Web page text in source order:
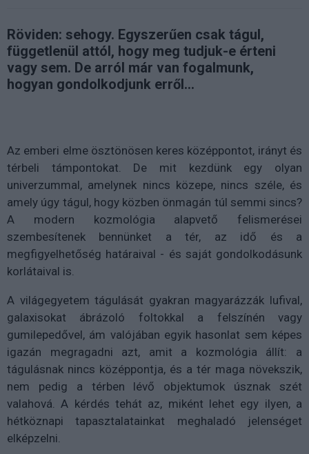
Röviden: sehogy. Egyszerűen csak tágul,
függetlenül attól, hogy meg tudjuk-e érteni
vagy sem. De arról már van fogalmunk,
hogyan gondolkodjunk erről...
Az emberi elme ösztönösen keres középpontot, irányt és
térbeli támpontokat. De mit kezdünk egy olyan
univerzummal, amelynek nincs közepe, nincs széle, és
amely úgy tágul, hogy közben önmagán túl semmi sincs?
A modern kozmológia alapvető felismerései
szembesítenek bennünket a tér, az idő és a
megfigyelhetőség határaival - és saját gondolkodásunk
korlátaival is.
A világegyetem tágulását gyakran magyarázzák lufival,
galaxisokat ábrázoló foltokkal a felszínén vagy
gumilepedővel, ám valójában egyik hasonlat sem képes
igazán megragadni azt, amit a kozmológia állít: a
tágulásnak nincs középpontja, és a tér maga növekszik,
nem pedig a térben lévő objektumok úsznak szét
valahová. A kérdés tehát az, miként lehet egy ilyen, a
hétköznapi tapasztalatainkat meghaladó jelenséget
elképzelni.